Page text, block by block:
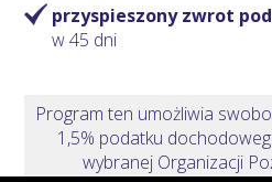
przyspieszony zwrot
w 45 dni
Program ten umożliwia
1,5% podatku
wybranej Organizacji